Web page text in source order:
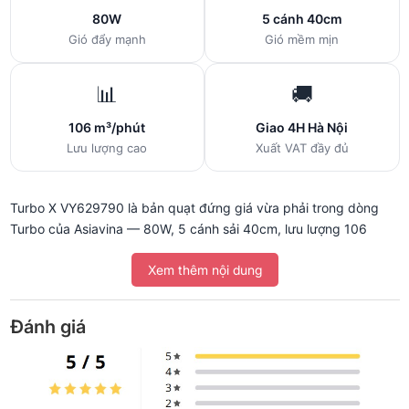
80W
Gió đẩy mạnh
5 cánh 40cm
Gió mềm mịn
📊
106 m³/phút
Lưu lượng cao
🚚
Giao 4H Hà Nội
Xuất VAT đầy đủ
Turbo X VY629790 là bản quạt đứng giá vừa phải trong dòng
Turbo của Asiavina — 80W, 5 cánh sải 40cm, lưu lượng 106
m³/phút. Phù hợp cho gia đình muốn quạt cây mạnh hơn dòng
50W phổ thông mà chưa cần đầu tư bản Turbo Plus 90W.
💨 Vì sao chọn 5 cánh thay vì 3 cánh
thông thường?
Cánh 5 lá phân tán gió mịn hơn 3 cánh — gió ra mềm mại, ngồi
Xem thêm nội dung
Đánh giá